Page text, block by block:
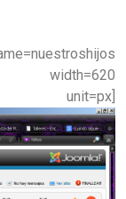
width=620